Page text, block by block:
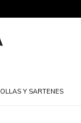
OLLAS Y SARTENES